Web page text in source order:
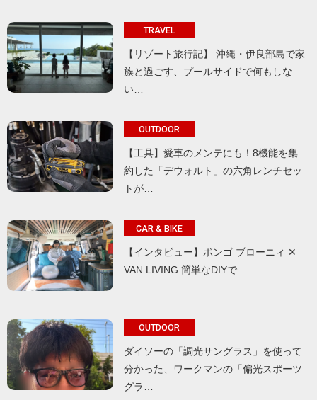
TRAVEL
【リゾート旅行記】 沖縄・伊良部島で家
族と過ごす、プールサイドで何もしな
い…
OUTDOOR
【工具】愛車のメンテにも！8機能を集
約した「デウォルト」の六角レンチセッ
トが…
CAR & BIKE
【インタビュー】ボンゴ ブローニィ ✕
VAN LIVING 簡単なDIYで…
OUTDOOR
ダイソーの「調光サングラス」を使って
分かった、ワークマンの「偏光スポーツ
グラ…